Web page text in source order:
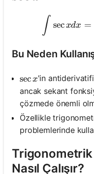
∫ sec xdx =
Bu Neden
\sec x
secx'in
ancak sekant
çözmede önemli
Özellikle
problemlerinde
Nasıl Çalışır?